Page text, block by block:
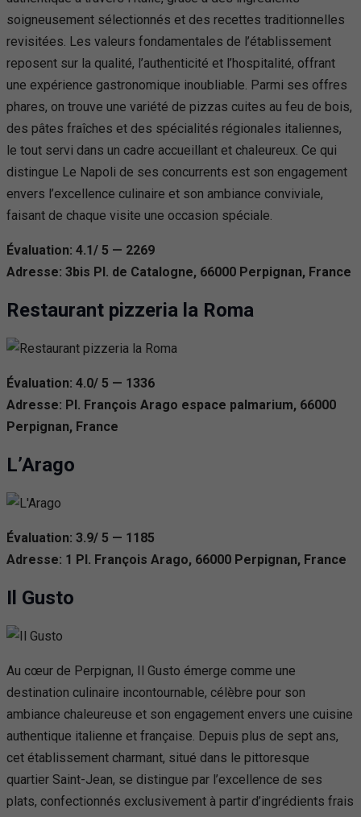
soigneusement sélectionnés et des recettes traditionnelles
revisitées. Les valeurs fondamentales de l’établissement
reposent sur la qualité, l’authenticité et l’hospitalité, offrant
une expérience gastronomique inoubliable. Parmi ses offres
phares, on trouve une variété de pizzas cuites au feu de bois,
des pâtes fraîches et des spécialités régionales italiennes,
le tout servi dans un cadre accueillant et chaleureux. Ce qui
distingue Le Napoli de ses concurrents est son engagement
envers l’excellence culinaire et son ambiance conviviale,
faisant de chaque visite une occasion spéciale.
Évaluation: 4.1/ 5 — 2269
Adresse: 3bis Pl. de Catalogne, 66000 Perpignan, France
Restaurant pizzeria la Roma
Évaluation: 4.0/ 5 — 1336
Adresse: Pl. François Arago espace palmarium, 66000
Perpignan, France
L’Arago
Évaluation: 3.9/ 5 — 1185
Adresse: 1 Pl. François Arago, 66000 Perpignan, France
Il Gusto
Au cœur de Perpignan, Il Gusto émerge comme une
destination culinaire incontournable, célèbre pour son
ambiance chaleureuse et son engagement envers une cuisine
authentique italienne et française. Depuis plus de sept ans,
cet établissement charmant, situé dans le pittoresque
quartier Saint-Jean, se distingue par l’excellence de ses
plats, confectionnés exclusivement à partir d’ingrédients frais